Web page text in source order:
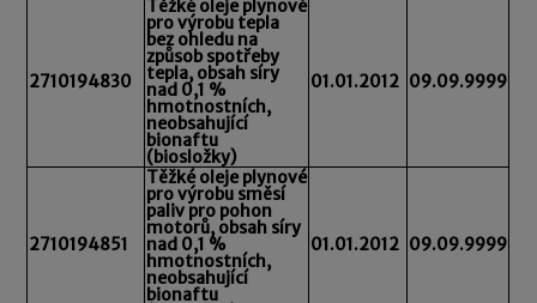
2710194830
Těžké oleje plynové
pro výrobu tepla
bez ohledu na
způsob spotřeby
tepla, obsah síry
nad 0,1 %
hmotnostních,
neobsahující
bionaftu
(biosložky)
01.01.2012 09.09.9999
2710194851
Těžké oleje plynové
pro výrobu směsí
paliv pro pohon
motorů, obsah síry
nad 0,1 %
hmotnostních,
neobsahující
bionaftu
01.01.2012 09.09.9999